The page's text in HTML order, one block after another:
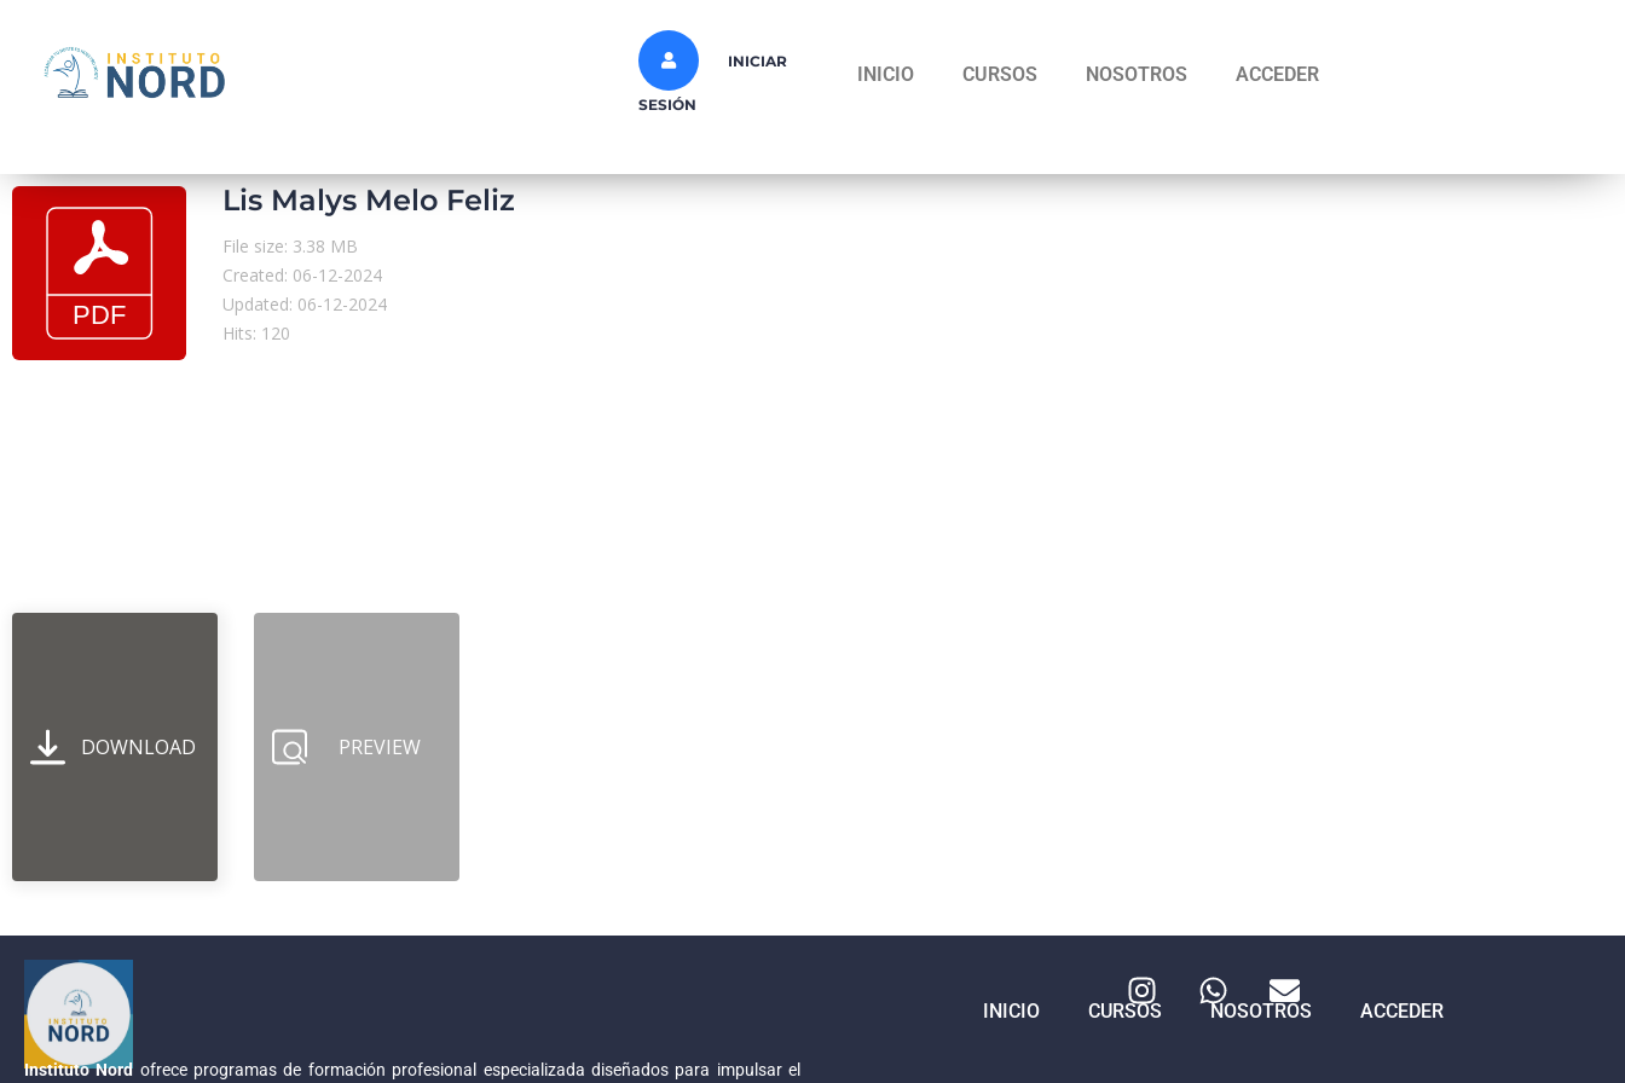
INICIAR
SESIÓN
INICIO CURSOS NOSOTROS ACCEDER
Lis Malys Melo Feliz
File size: 3.38 MB
Created: 06-12-2024
Updated: 06-12-2024
Hits: 120
DOWNLOAD PREVIEW
Instituto Nord ofrece programas de formación profesional especializada diseñados para impulsar el
INICIO CURSOS NOSOTROS ACCEDER